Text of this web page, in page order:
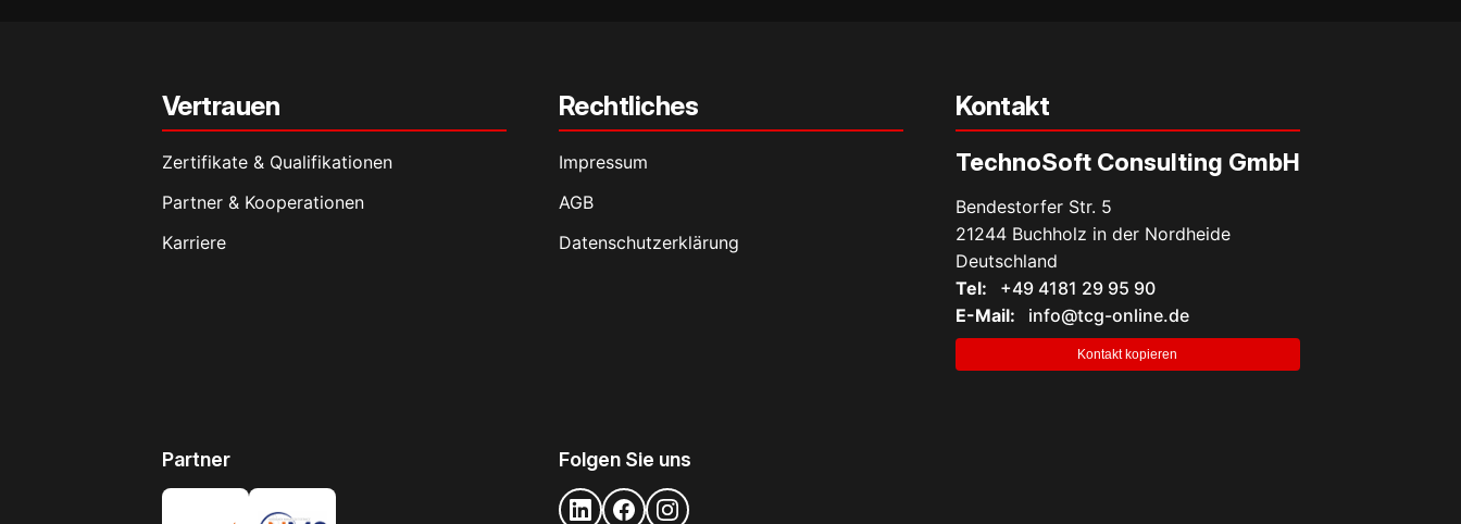
Vertrauen
Zertifikate & Qualifikationen
Partner & Kooperationen
Karriere
Rechtliches
Impressum
AGB
Datenschutz­erklärung
Kontakt
TechnoSoft Consulting GmbH
Bendestorfer Str. 5
21244 Buchholz in der Nordheide
Deutschland
Tel:
+49 4181 29 95 90
E-Mail:
info@tcg-online.de
Kontakt kopieren
Partner Folgen Sie uns